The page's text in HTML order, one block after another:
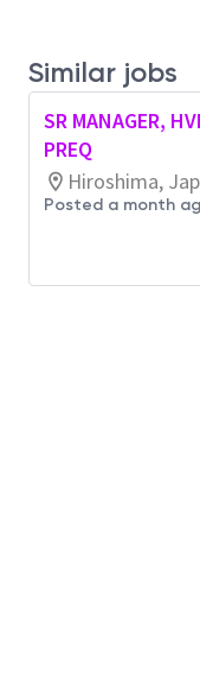
長期的な事
製造体制お
説明責任、
実行力を重
AI、先進的
ルマニュフ
異常管理、
Similar jobs
SR MANAGER,
PREQ
Hiroshima,
Posted a month